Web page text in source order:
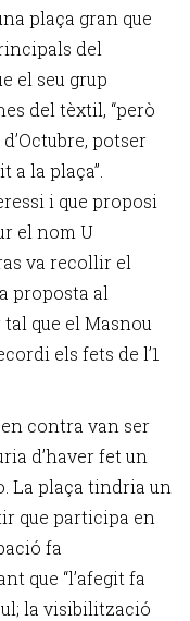
plaça gran que
del
el seu grup
del tèxtil, “però
potser
la plaça”.
i que proposi
el nom U
va recollir el
proposta al
que el Masnou
els fets de l’1
contra van ser
d’haver fet un
La plaça tindria un
que participa en
fa
que “l’afegit fa
la visibilització